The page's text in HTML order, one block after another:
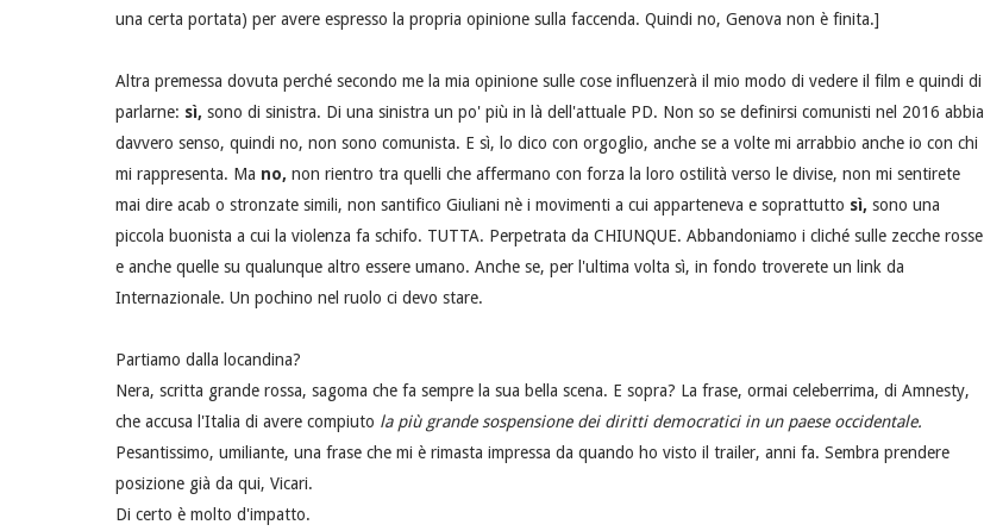
una certa portata) per avere espresso la propria opinione sulla faccenda. Quindi no, Genova non è finita.]
Altra premessa dovuta perché secondo me la mia opinione sulle cose influenzerà il mio modo di vedere il film e quindi di
parlarne: sì, sono di sinistra. Di una sinistra un po' più in là dell'attuale PD. Non so se definirsi comunisti nel 2016 abbia
davvero senso, quindi no, non sono comunista. E sì, lo dico con orgoglio, anche se a volte mi arrabbio anche io con chi
mi rappresenta. Ma no, non rientro tra quelli che affermano con forza la loro ostilità verso le divise, non mi sentirete
mai dire acab o stronzate simili, non santifico Giuliani nè i movimenti a cui apparteneva e soprattutto sì, sono una
piccola buonista a cui la violenza fa schifo. TUTTA. Perpetrata da CHIUNQUE. Abbandoniamo i cliché sulle zecche rosse
e anche quelle su qualunque altro essere umano. Anche se, per l'ultima volta sì, in fondo troverete un link da
Internazionale. Un pochino nel ruolo ci devo stare.
Partiamo dalla locandina?
Nera, scritta grande rossa, sagoma che fa sempre la sua bella scena. E sopra? La frase, ormai celeberrima, di Amnesty,
che accusa l'Italia di avere compiuto la più grande sospensione dei diritti democratici in un paese occidentale.
Pesantissimo, umiliante, una frase che mi è rimasta impressa da quando ho visto il trailer, anni fa. Sembra prendere
posizione già da qui, Vicari.
Di certo è molto d'impatto.